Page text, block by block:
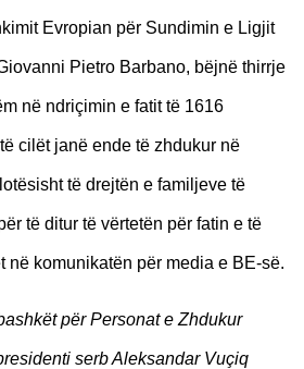
Evropian për Sundimin e Ligjit
Pietro Barbano, bëjnë thirrje
në ndriçimin e fatit të 1616
cilët janë ende të zhdukur në
të drejtën e familjeve të
të ditur të vërtetën për fatin e të
në komunikatën për media e BE-së.
për Personat e Zhdukur
serb Aleksandar Vuçiq